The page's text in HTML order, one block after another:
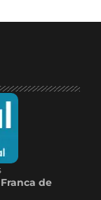
de